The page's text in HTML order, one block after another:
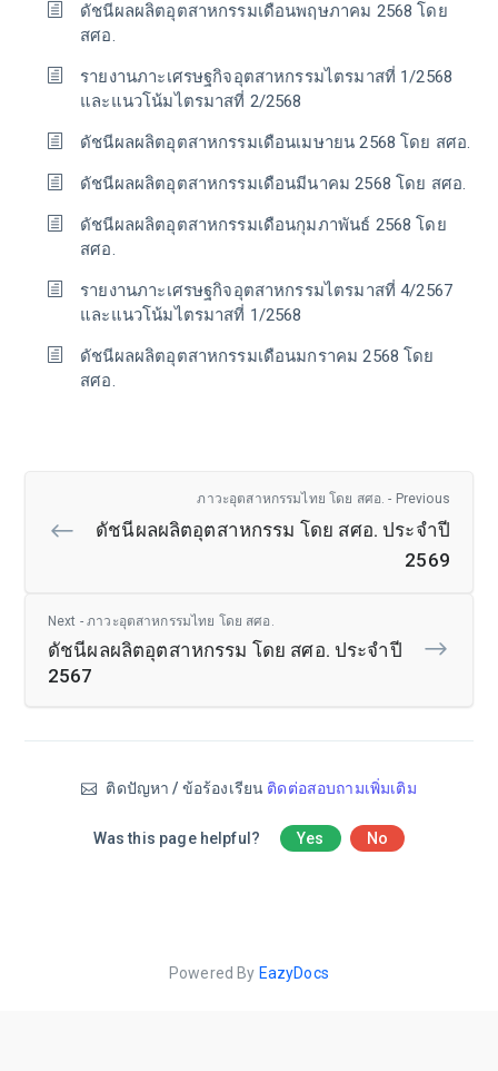
ดัชนีผลผลิตอุตสาหกรรมเดือนพฤษภาคม 2568 โดย
สศอ.
รายงานภาะเศรษฐกิจอุตสาหกรรมไตรมาสที่ 1/2568
และแนวโน้มไตรมาสที่ 2/2568
ดัชนีผลผลิตอุตสาหกรรมเดือนเมษายน 2568 โดย สศอ.
ดัชนีผลผลิตอุตสาหกรรมเดือนมีนาคม 2568 โดย สศอ.
ดัชนีผลผลิตอุตสาหกรรมเดือนกุมภาพันธ์ 2568 โดย
สศอ.
รายงานภาะเศรษฐกิจอุตสาหกรรมไตรมาสที่ 4/2567
และแนวโน้มไตรมาสที่ 1/2568
ดัชนีผลผลิตอุตสาหกรรมเดือนมกราคม 2568 โดย
สศอ.
ภาวะอุตสาหกรรมไทย โดย สศอ. - Previous
ดัชนีผลผลิตอุตสาหกรรม โดย สศอ. ประจำปี
2569
Next - ภาวะอุตสาหกรรมไทย โดย สศอ.
ดัชนีผลผลิตอุตสาหกรรม โดย สศอ. ประจำปี
2567
ติดปัญหา / ข้อร้องเรียน ติดต่อสอบถามเพิ่มเติม
Was this page helpful? Yes No
Powered By EazyDocs